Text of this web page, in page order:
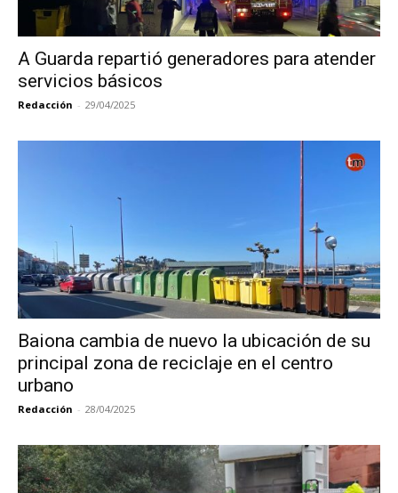
A Guarda repartió generadores para atender
servicios básicos
Redacción - 29/04/2025
Baiona cambia de nuevo la ubicación de su
principal zona de reciclaje en el centro
urbano
Redacción - 28/04/2025